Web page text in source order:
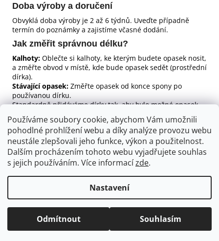
Používáme soubory cookie, abychom Vám umožnili
pohodlné prohlížení webu a díky analýze provozu webu
neustále zlepšovali jeho funkce, výkon a použitelnost.
Dalším procházením tohoto webu vyjadřujete souhlas
s jejich používáním. Více informacízde.
Nastavení
Odmítnout Souhlasím
Doba výroby a doručení
Obvyklá doba výroby je 2 až 6 týdnů. Uveďte případně
termín do poznámky a zajistíme včasné dodání.
Jak změřit správnou délku?
Kalhoty: Oblečte si kalhoty, ke kterým budete opasek nosit,
a změřte obvod v místě, kde bude opasek sedět (prostřední
dírka).
Stávající opasek: Změřte opasek od konce spony po
používanou dírku.
Standardně přidáváme dírky tak, aby bylo možné opasek
upravit).
Co si můžete zvolit?
Spona: Vyberte z nabídky a napište číslo do poznámky.
Barva: barvu si vyberte ze vzorníku a napište do poznámky.
Copyright 2026Vše z kůže . Všechna práva vyhrazena.